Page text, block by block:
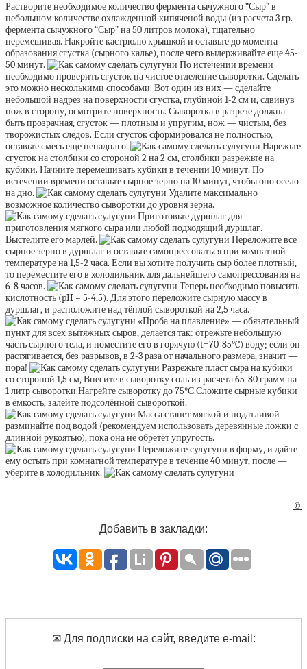
Растворите необходимое количество фермента сычужного “Сыр” в
небольшом количестве охлажденной кипяченой воды (из расчета 3 гр.
фермента сычужного “Сыр” на 50 литров молока), тщательно
перемешивая. Накройте кастрюлю крышкой и оставьте до момента
образования сгустка (сырного калье), после чего выдерживайте еще 45-
50 минут.
По истечении времени
необходимо проверить сгусток на чистое отделение сыворотки. Сделать
это можно несколькими способами. Вот один из них — сделайте
небольшой надрез на поверхности сгустка, глубиной 1-2 см и, сдвинув
нож в сторону, осмотрите поверхность. Сыворотка в разрезе должна
быть прозрачная, сгусток — плотным и упругим, нож — чистым, без
творожистых следов. Если сгусток сформировался не полностью,
оставьте смесь еще ненадолго.
Нарежьте
сгусток на столбики со стороной 2 на 2 см, столбики разрежьте на
кубики. Начните перемешивать кубики в течении 10 минут. По
истечении времени оставьте сырное зерно на 10 минут, чтобы оно осело
на дно.
Удалите максимально
возможное количество сыворотки до уровня зерна.
Приготовьте дуршлаг для
приготовления мягкого сыра или любой подходящий дуршлаг.
Выстелите его марлей.
Переложите все
сырное зерно в дуршлаг и оставьте самопрессоваться при комнатной
температуре на 1,5-2 часа. Если вы хотите получить сыр более плотный,
то переместите его в холодильник для дальнейшего самопрессования на
6-8 часов.
Теперь необходимо повысить
кислотность (pH = 5-4,5). Для этого переложите сырную массу в
дуршлаг, и расположите над тёплой сывороткой на 2,5 часа.
«Проба на плавление» — обязательный
пункт для всех вытяжных сыров, делается так: отрежьте небольшую
часть сырного тела, и поместите его в горячую (t=70-85°C) воду; если он
растягивается, без разрывов, в 2-3 раза от начального размера, значит —
пора!
Разрежьте пласт сыра на кубики
со стороной 1,5 см, Внесите в сыворотку соль из расчета 65-80 грамм на
1 литр сыворотки.Нагрейте сыворотку до 75°С.Сложите сырные кубики
в ёмкость, залейте подсолённой сывороткой.
Масса станет мягкой и податливой —
разминайте под водой (рекомендуем использовать деревянные ложки с
длинной рукоятью), пока она не обретёт упругость.
Переложите сулугуни в форму, и дайте
ему остыть при комнатной температуре в течение 40 минут, после —
уберите в холодильник.
©
Добавить в закладки:
✉ Для подписки на сайт, введите e-mail: